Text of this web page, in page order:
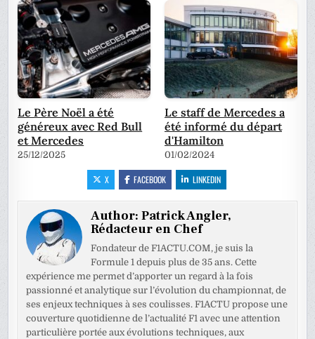
Le Père Noël a été
généreux avec Red Bull
et Mercedes
25/12/2025
Le staff de Mercedes a
été informé du départ
d'Hamilton
01/02/2024
X FACEBOOK LINKEDIN
Author:Patrick Angler,
Rédacteur en Chef
Fondateur de F1ACTU.COM, je suis la
Formule 1 depuis plus de 35 ans. Cette
expérience me permet d’apporter un regard à la fois
passionné et analytique sur l’évolution du championnat, de
ses enjeux techniques à ses coulisses. F1ACTU propose une
couverture quotidienne de l’actualité F1 avec une attention
particulière portée aux évolutions techniques, aux